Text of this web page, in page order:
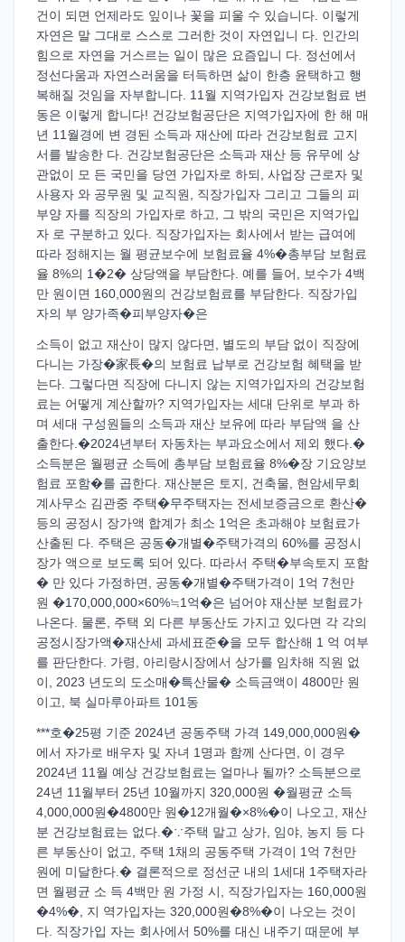
건이 되면 언제라도 잎이나 꽃을 피울 수 있습니다. 이렇게
자연은 말 그대로 스스로 그러한 것이 자연입니 다. 인간의
힘으로 자연을 거스르는 일이 많은 요즘입니 다. 정선에서
정선다움과 자연스러움을 터득하면 삶이 한층 윤택하고 행
복해질 것임을 자부합니다. 11월 지역가입자 건강보험료 변
동은 이렇게 합니다! 건강보험공단은 지역가입자에 한 해 매
년 11월경에 변 경된 소득과 재산에 따라 건강보험료 고지
서를 발송한 다. 건강보험공단은 소득과 재산 등 유무에 상
관없이 모 든 국민을 당연 가입자로 하되, 사업장 근로자 및
사용자 와 공무원 및 교직원, 직장가입자 그리고 그들의 피
부양 자를 직장의 가입자로 하고, 그 밖의 국민은 지역가입
자 로 구분하고 있다. 직장가입자는 회사에서 받는 급여에
따라 정해지는 월 평균보수에 보험료율 4%�총부담 보험료
율 8%의 1�2� 상당액을 부담한다. 예를 들어, 보수가 4백
만 원이면 160,000원의 건강보험료를 부담한다. 직장가입
자의 부 양가족�피부양자�은
소득이 없고 재산이 많지 않다면, 별도의 부담 없이 직장에
다니는 가장�家長�의 보험료 납부로 건강보험 혜택을 받
는다. 그렇다면 직장에 다니지 않는 지역가입자의 건강보험
료는 어떻게 계산할까? 지역가입자는 세대 단위로 부과 하
며 세대 구성원들의 소득과 재산 보유에 따라 부담액 을 산
출한다.�2024년부터 자동차는 부과요소에서 제외 했다.�
소득분은 월평균 소득에 총부담 보험료율 8%�장 기요양보
험료 포함�를 곱한다. 재산분은 토지, 건축물, 현암세무회
계사무소 김관중 주택�무주택자는 전세보증금으로 환산�
등의 공정시 장가액 합계가 최소 1억은 초과해야 보험료가
산출된 다. 주택은 공동�개별�주택가격의 60%를 공정시
장가 액으로 보도록 되어 있다. 따라서 주택�부속토지 포함
� 만 있다 가정하면, 공동�개별�주택가격이 1억 7천만
원 �170,000,000×60%≒1억�은 넘어야 재산분 보험료가
나온다. 물론, 주택 외 다른 부동산도 가지고 있다면 각 각의
공정시장가액�재산세 과세표준�을 모두 합산해 1 억 여부
를 판단한다. 가령, 아리랑시장에서 상가를 임차해 직원 없
이, 2023 년도의 도소매�특산물� 소득금액이 4800만 원
이고, 북 실마루아파트 101동
***호�25평 기준 2024년 공동주택 가격 149,000,000원�
에서 자가로 배우자 및 자녀 1명과 함께 산다면, 이 경우
2024년 11월 예상 건강보험료는 얼마나 될까? 소득분으로
24년 11월부터 25년 10월까지 320,000원 �월평균 소득
4,000,000원�4800만 원�12개월�×8%�이 나오고, 재산
분 건강보험료는 없다.�∵주택 말고 상가, 임야, 농지 등 다
른 부동산이 없고, 주택 1채의 공동주택 가격이 1억 7천만
원에 미달한다.� 결론적으로 정선군 내의 1세대 1주택자라
면 월평균 소 득 4백만 원 가정 시, 직장가입자는 160,000원
�4%�, 지 역가입자는 320,000원�8%�이 나오는 것이
다. 직장가입 자는 회사에서 50%를 대신 내주기 때문에 부